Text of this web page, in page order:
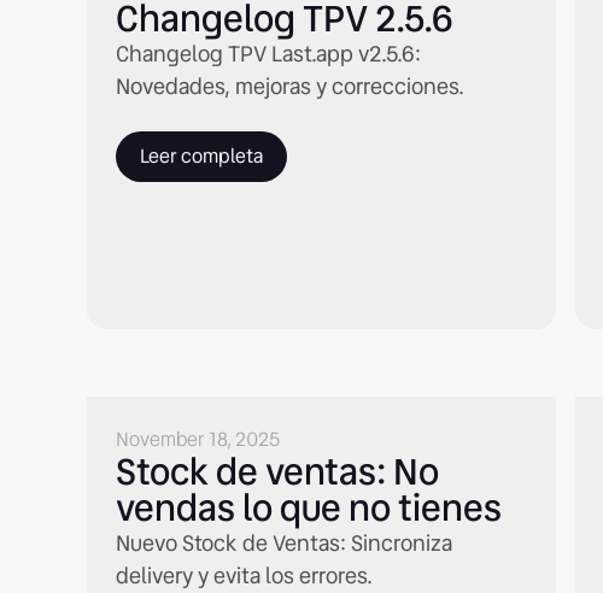
Changelog TPV 2.5.6
Changelog TPV Last.app v2.5.6:
Novedades, mejoras y correcciones.
Leer completa
November 18, 2025
Stock de ventas: No
vendas lo que no tienes
Nuevo Stock de Ventas: Sincroniza
delivery y evita los errores.